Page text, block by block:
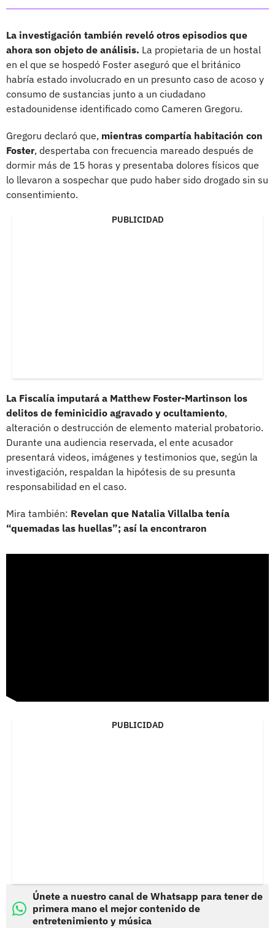
La investigación también reveló otros episodios que
ahora son objeto de análisis. La propietaria de un hostal
en el que se hospedó Foster aseguró que el británico
habría estado involucrado en un presunto caso de acoso y
consumo de sustancias junto a un ciudadano
estadounidense identificado como Cameren Gregoru.
Gregoru declaró que, mientras compartía habitación con
Foster, despertaba con frecuencia mareado después de
dormir más de 15 horas y presentaba dolores físicos que
lo llevaron a sospechar que pudo haber sido drogado sin su
consentimiento.
PUBLICIDAD
La Fiscalía imputará a Matthew Foster-Martinson los
delitos de feminicidio agravado y ocultamiento,
alteración o destrucción de elemento material probatorio.
Durante una audiencia reservada, el ente acusador
presentará videos, imágenes y testimonios que, según la
investigación, respaldan la hipótesis de su presunta
responsabilidad en el caso.
Mira también: Revelan que Natalia Villalba tenía
“quemadas las huellas”; así la encontraron
PUBLICIDAD
Únete a nuestro canal de Whatsapp para tener de
primera mano el mejor contenido de
entretenimiento y música